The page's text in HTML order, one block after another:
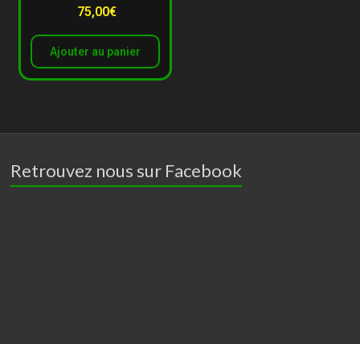
75,00€
Ajouter au panier
Retrouvez nous sur Facebook